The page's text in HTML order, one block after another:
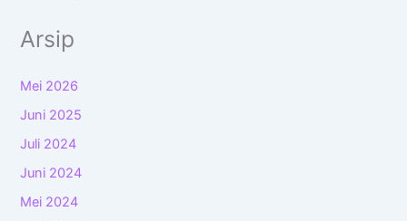
Arsip
Mei 2026
Juni 2025
Juli 2024
Juni 2024
Mei 2024